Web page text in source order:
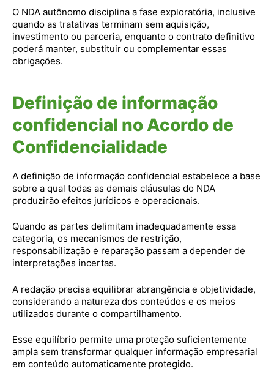
O NDA autônomo disciplina a fase exploratória, inclusive
quando as tratativas terminam sem aquisição,
investimento ou parceria, enquanto o contrato definitivo
poderá manter, substituir ou complementar essas
obrigações.
Definição de informação
confidencial no Acordo de
Confidencialidade
A definição de informação confidencial estabelece a base
sobre a qual todas as demais cláusulas do NDA
produzirão efeitos jurídicos e operacionais.
Quando as partes delimitam inadequadamente essa
categoria, os mecanismos de restrição,
responsabilização e reparação passam a depender de
interpretações incertas.
A redação precisa equilibrar abrangência e objetividade,
considerando a natureza dos conteúdos e os meios
utilizados durante o compartilhamento.
Esse equilíbrio permite uma proteção suficientemente
ampla sem transformar qualquer informação empresarial
em conteúdo automaticamente protegido.